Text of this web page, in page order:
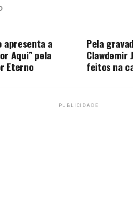
Pela
Clawdemir
feitos na
apresenta a
Aqui” pela
Eterno
PUBLICIDADE